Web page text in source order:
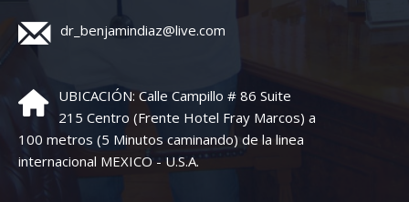
dr_benjamindiaz@live.com
UBICACIÓN: Calle Campillo # 86 Suite
215 Centro (Frente Hotel Fray Marcos) a
100 metros (5 Minutos caminando) de la linea
internacional MEXICO - U.S.A.